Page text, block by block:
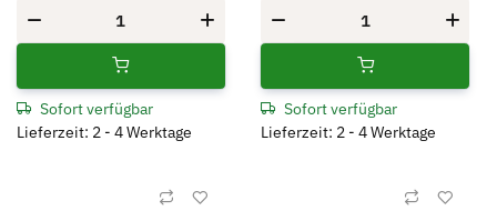
Sofort verfügbar
Lieferzeit: 2 - 4 Werktage
Sofort verfügbar
Lieferzeit: 2 - 4 Werktage